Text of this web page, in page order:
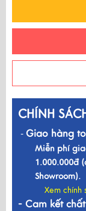
CHÍNH
- Giao hàng
Miễn phí
1.000.000đ
Showroom).
Xem chính
- Cam kết